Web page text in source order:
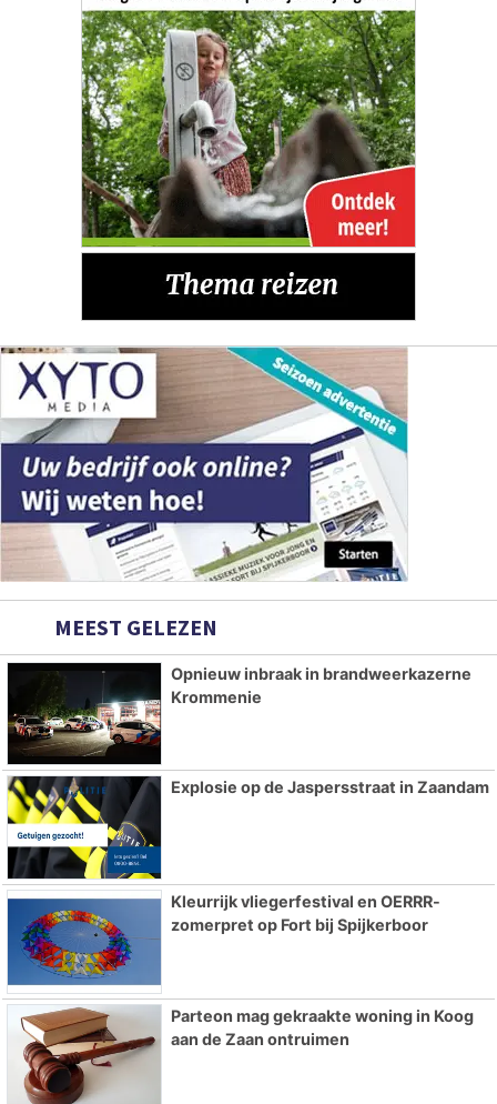
MEEST GELEZEN
Opnieuw inbraak in brandweerkazerne
Krommenie
Explosie op de Jaspersstraat in Zaandam
Kleurrijk vliegerfestival en OERRR-
zomerpret op Fort bij Spijkerboor
Parteon mag gekraakte woning in Koog
aan de Zaan ontruimen